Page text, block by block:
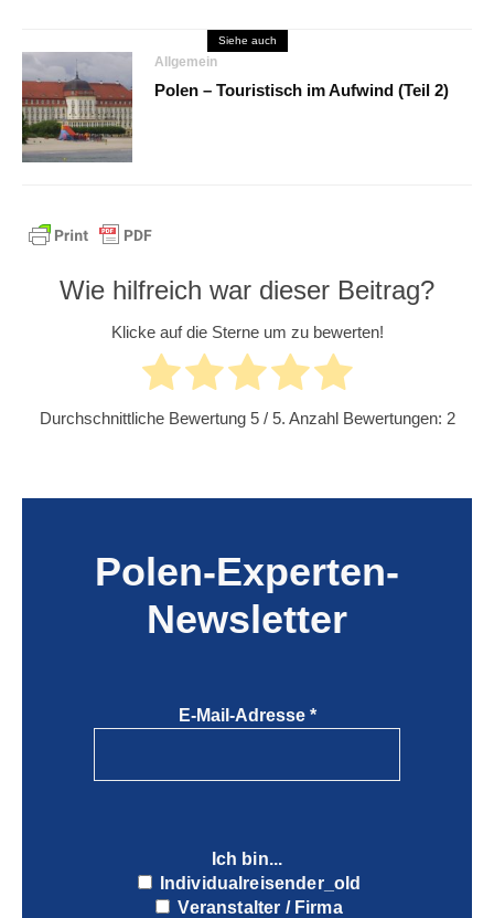
Siehe auch
Allgemein
Polen – Touristisch im Aufwind (Teil 2)
Wie hilfreich war dieser Beitrag?
Klicke auf die Sterne um zu bewerten!
Durchschnittliche Bewertung 5/ 5. Anzahl Bewertungen: 2
Polen-Experten-
Newsletter
E-Mail-Adresse *
Ich bin...
Individualreisender_old
Veranstalter / Firma